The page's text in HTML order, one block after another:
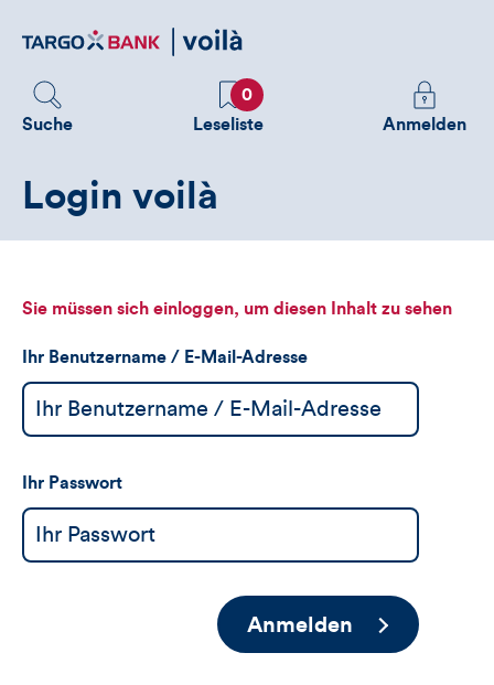
zum
Suche
Favoriten
0
Leseliste
Melden
Sie
sehen
Anmelden
Login voilà
Sie müssen sich einloggen, um diesen Inhalt zu sehen
Ihr Benutzername / E-Mail-Adresse
Ihr Passwort
Anmelden